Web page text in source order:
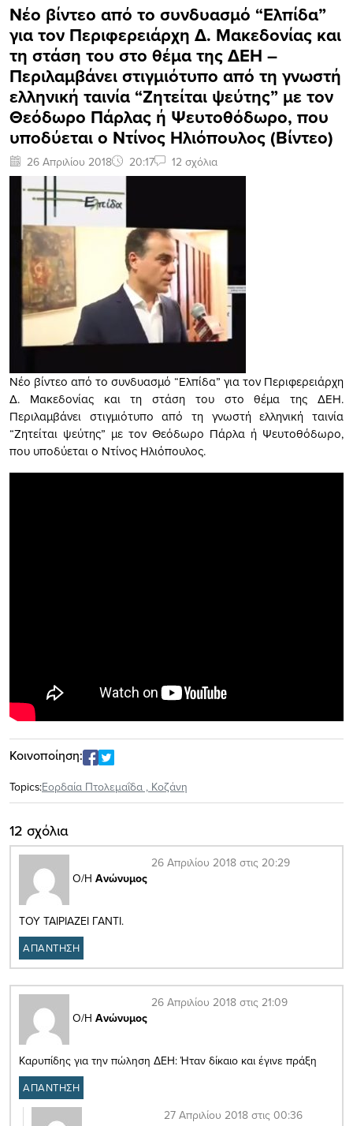
Νέο βίντεο από το συνδυασμό “Ελπίδα”
για τον Περιφερειάρχη Δ. Μακεδονίας και
τη στάση του στο θέμα της ΔΕΗ –
Περιλαμβάνει στιγμιότυπο από τη γνωστή
ελληνική ταινία “Ζητείται ψεύτης” με τον
Θεόδωρο Πάρλας ή Ψευτοθόδωρο, που
υποδύεται ο Ντίνος Ηλιόπουλος (Βίντεο)
26 Απριλίου 2018 20:17 12 σχόλια
Νέο βίντεο από το συνδυασμό “Ελπίδα” για τον Περιφερειάρχη
Δ. Μακεδονίας και τη στάση του στο θέμα της ΔΕΗ.
Περιλαμβάνει στιγμιότυπο από τη γνωστή ελληνική ταινία
“Ζητείται ψεύτης” με τον Θεόδωρο Πάρλα ή Ψευτοθόδωρο,
που υποδύεται ο Ντίνος Ηλιόπουλος.
Κοινοποίηση:
Topics:Εορδαία Πτολεμαΐδα , Κοζάνη
12 σχόλια
Ο/Η Ανώνυμος
26 Απριλίου 2018 στις 20:29
ΤΟΥ ΤΑΙΡΙΑΖΕΙ ΓΑΝΤΙ.
ΑΠΑΝΤΗΣΗ
Ο/Η Ανώνυμος
26 Απριλίου 2018 στις 21:09
Καρυπίδης για την πώληση ΔΕΗ: Ήταν δίκαιο και έγινε πράξη
ΑΠΑΝΤΗΣΗ
27 Απριλίου 2018 στις 00:36